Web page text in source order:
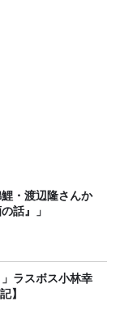
話』」
ラスボス小林幸
】